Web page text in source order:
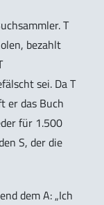
T
bezahlt
sei. Da T
er das Buch
für 1.500
S, der die
dem A: „Ich